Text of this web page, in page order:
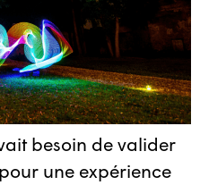
besoin de valider
une expérience